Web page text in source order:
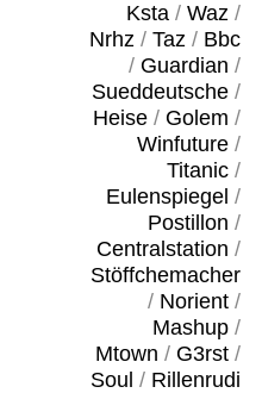
Ksta/ Waz/
Nrhz/ Taz/ Bbc
/ Guardian /
Sueddeutsche/
Heise/ Golem /
Winfuture/
Titanic/
Eulenspiegel /
Postillon /
Centralstation /
Stöffchemacher
/ Norient/
Mashup/
Mtown / G3rst/
Soul / Rillenrudi